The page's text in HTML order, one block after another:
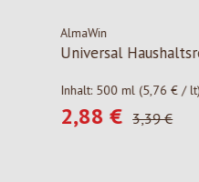
AlmaWin
Universal Haushaltsreiniger
500 ml (5,76 € / lt)
Verkaufspreis:
2,88 € Regulärer Preis:
3,39 €